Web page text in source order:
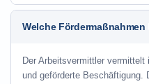
Welche
Der Arbeitsvermittler
und geförderte Beschäftigung.